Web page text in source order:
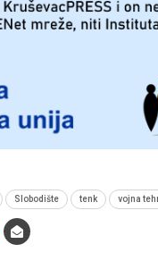
Slobodište tenk vojna